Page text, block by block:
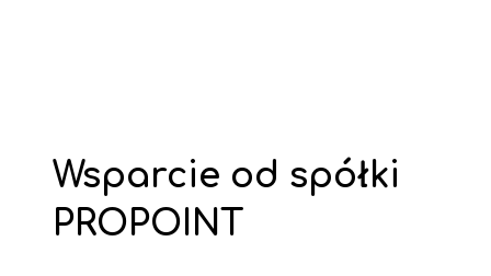
Wsparcie od spółki
PROPOINT